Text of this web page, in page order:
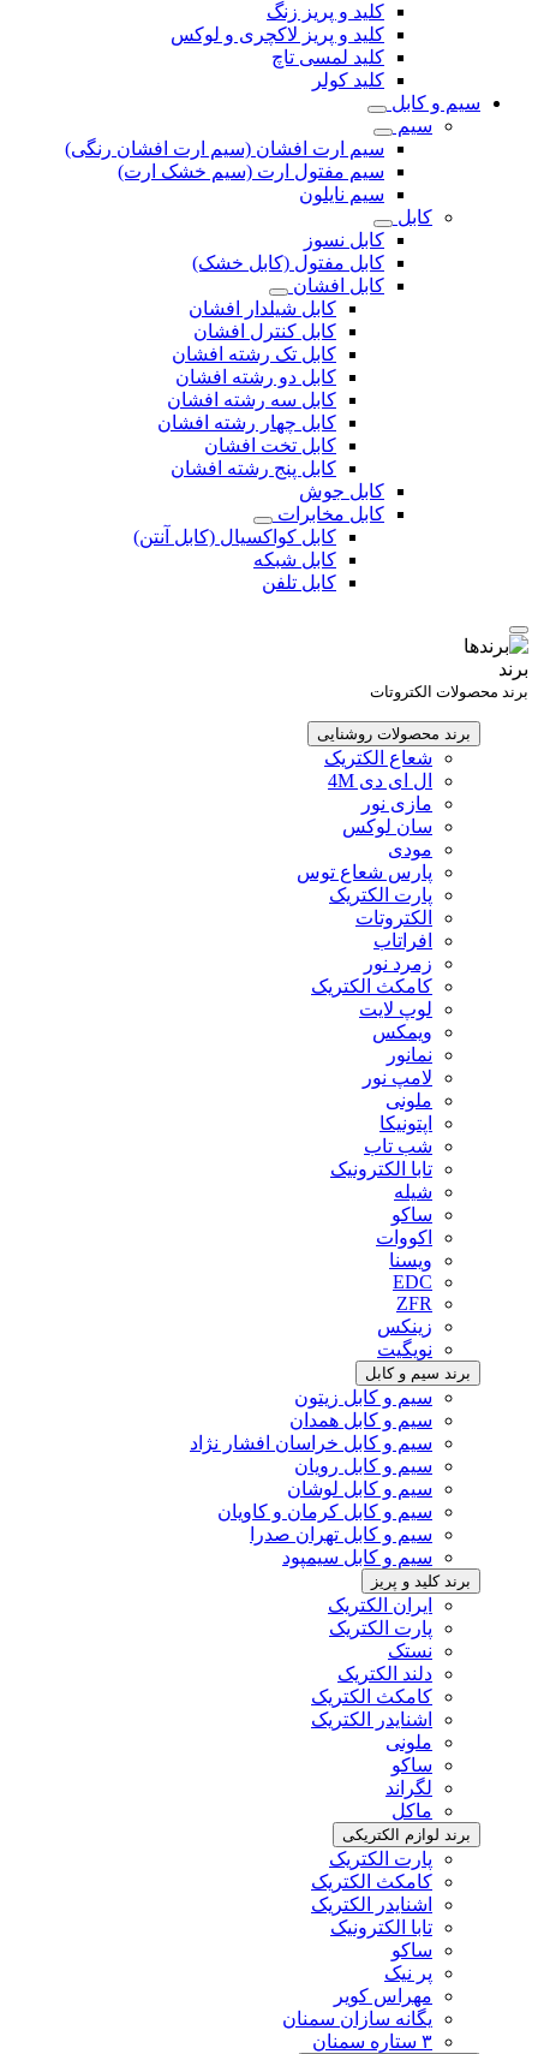
کلید و پریز زنگ
کلید و پریز لاکچری و لوکس
کلید لمسی تاچ
کلید کولر
سیم و کابل
سیم
سیم ارت افشان (سیم ارت افشان رنگی)
سیم مفتول ارت (سیم خشک ارت)
سیم نایلون
کابل
کابل نسوز
کابل مفتول (کابل خشک)
کابل افشان
کابل شیلدار افشان
کابل کنترل افشان
کابل تک رشته افشان
کابل دو رشته افشان
کابل سه رشته افشان
کابل چهار رشته افشان
کابل تخت افشان
کابل پنج رشته افشان
کابل جوش
کابل مخابرات
کابل کواکسیال (کابل آنتن)
کابل شبکه
کابل تلفن
برند
برند محصولات الکتروتات
برند محصولات روشنایی
شعاع الکتریک
ال ای دی 4M
مازی نور
سان لوکس
مودی
پارس شعاع توس
پارت الکتریک
الکتروتات
افراتاب
زمرد نور
کامکث الکتریک
لوپ لایت
ویمکس
نمانور
لامپ نور
ملونی
اپتونیکا
شب تاب
تابا الکترونیک
شیله
ساکو
اکووات
ویسنا
EDC
ZFR
زینکس
نویگیت
برند سیم و کابل
سیم و کابل زیتون
سیم و کابل همدان
سیم و کابل خراسان افشار نژاد
سیم و کابل رویان
سیم و کابل لوشان
سیم و کابل کرمان و کاویان
سیم و کابل تهران صدرا
سیم و کابل سیمپود
برند کلید و پریز
ایران الکتریک
پارت الکتریک
نستک
دلند الکتریک
کامکث الکتریک
اشنایدر الکتریک
ملونی
ساکو
لگراند
ماکل
برند لوازم الکتریکی
پارت الکتریک
کامکث الکتریک
اشنایدر الکتریک
تابا الکترونیک
ساکو
پر نیک
مهراس کویر
یگانه سازان سمنان
۳ ستاره سمنان